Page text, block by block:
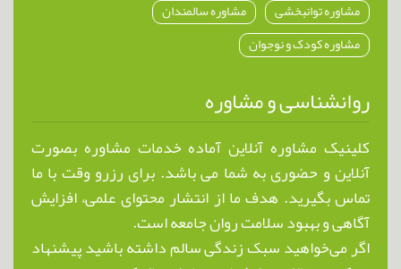
مشاوره توانبخشی
مشاوره سالمندان
مشاوره کودک و نوجوان
روانشناسی و مشاوره
کلینیک مشاوره آنلاین آماده خدمات مشاوره بصورت
آنلاین و حضوری به شما می باشد. برای رزرو وقت با ما
تماس بگیرید. هدف ما از انتشار محتوای علمی، افزایش
آگاهی و بهبود سلامت روان جامعه است.
اگر می‌خواهید سبک زندگی سالم داشته باشید پیشنهاد